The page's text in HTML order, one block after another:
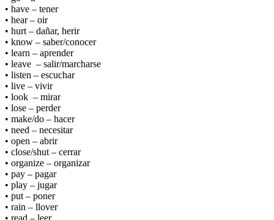
• have – tener
• hear – oir
• hurt – dañar, herir
• know – saber/conocer
• learn – aprender
• leave – salir/marcharse
• listen – escuchar
• live – vivir
• look – mirar
• lose – perder
• make/do – hacer
• need – necesitar
• open – abrir
• close/shut – cerrar
• organize – organizar
• pay – pagar
• play – jugar
• put – poner
• rain – llover
• read – leer